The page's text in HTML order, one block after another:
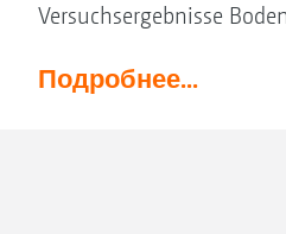
Versuchsergebnisse
Подробнее...